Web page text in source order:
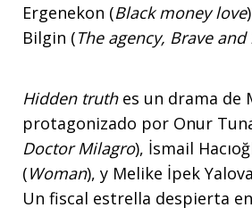
Ergenekon (Black money love
Bilgin (The agency, Brave
Hidden truthes un drama de
protagonizado por Onur
Doctor Milagro), İsmail
(Woman), y Melike İpek
Un fiscal estrella despierta